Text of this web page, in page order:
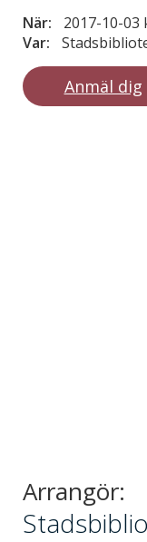
När: 2017-10-03
Var:
Anmäl dig
Arrangör: